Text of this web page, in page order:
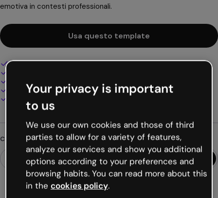
emotiva in contesti professionali.
Usa questo template
Design interattivo e animato
Presenta, condividi o pubblica online
Scarica in PDF, MP4 e altri formati
Cerchi qualcosa di diverso?
Your privacy is important
to us
We use our own cookies and those of third
parties to allow for a variety of features,
analyze our services and show you additional
options according to your preferences and
browsing habits. You can read more about this
in the cookies policy.